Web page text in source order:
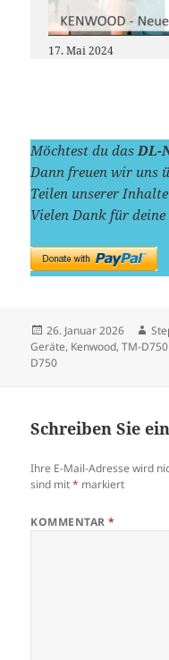
17. Mai 2024
Möchtest du dasDL-
Dann freuen wir uns
Teilen unserer
Vielen Dank für
Veröffentlicht
am
26. Januar 2026
Geräte, Kenwood,TM-D750
D750
Schreiben Sie
Ihre E-Mail-Adresse wird
sind mit* markiert
KOMMENTAR*